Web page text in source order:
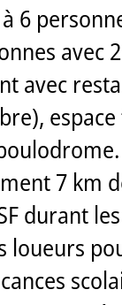
6
avec
avec
7 km
durant
loueurs